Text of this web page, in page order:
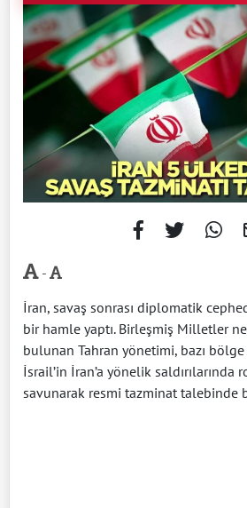
-
İran, savaş sonrası diplomatik
bir hamle yaptı. Birleşmiş Milletler
bulunan Tahran yönetimi, bazı
İsrail’in İran’a yönelik saldırılarında
savunarak resmi tazminat talebinde